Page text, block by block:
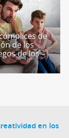
de
de los
de los
en los